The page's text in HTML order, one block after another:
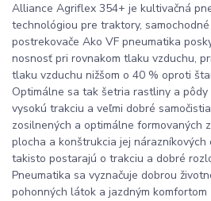
Alliance Agriflex 354+ je kultivačná
technológiou pre traktory,
postrekovače Ako VF pneumatika
nosnosť pri rovnakom tlaku vzduchu,
tlaku vzduchu nižšom o 40 % oproti
Optimálne sa tak šetria rastliny a pôdy
vysokú trakciu a veľmi dobré
zosilnených a optimálne formovaných
plocha a konštrukcia jej nárazníkových
takisto postarajú o trakciu a dobré
Pneumatika sa vyznačuje dobrou
pohonných látok a jazdným komfortom